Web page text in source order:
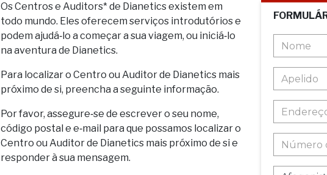
Os Centros e Auditors* de Dianetics existem em
todo mundo. Eles oferecem serviços introdutórios e
podem ajudá‑lo a começar a sua viagem, ou iniciá‑lo
na aventura de Dianetics.
Para localizar o Centro ou Auditor de Dianetics mais
próximo de si, preencha a seguinte informação.
Por favor, assegure‑se de escrever o seu nome,
código postal e e‑mail para que possamos localizar o
Centro ou Auditor de Dianetics mais próximo de si e
responder à sua mensagem.